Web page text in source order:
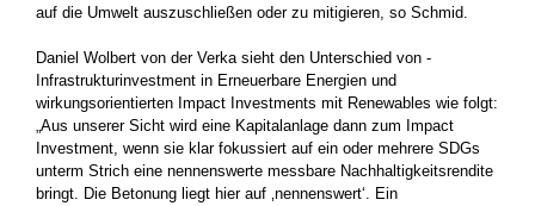
auf die Umwelt auszuschließen oder zu mitigieren, so Schmid.
Daniel Wolbert von der Verka sieht den Unterschied von ­
Infrastrukturinvestment in Erneuerbare Energien und
wirkungsorientierten Impact Investments mit Renewables wie folgt:
„Aus unserer Sicht wird eine Kapitalanlage dann zum Impact
Investment, wenn sie klar fokussiert auf ein oder mehrere SDGs
unterm Strich eine nennenswerte messbare Nachhaltigkeitsrendite
bringt. Die Betonung liegt hier auf ‚nennenswert‘. Ein